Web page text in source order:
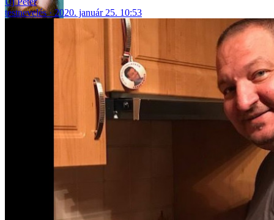
testnevelés
2020. január 25. 10:53